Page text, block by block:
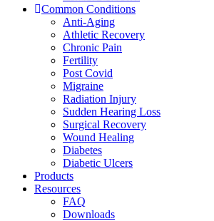
Common Conditions
Anti-Aging
Athletic Recovery
Chronic Pain
Fertility
Post Covid
Migraine
Radiation Injury
Sudden Hearing Loss
Surgical Recovery
Wound Healing
Diabetes
Diabetic Ulcers
Products
Resources
FAQ
Downloads